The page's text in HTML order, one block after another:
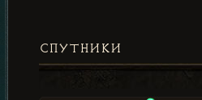
СПУТНИКИ